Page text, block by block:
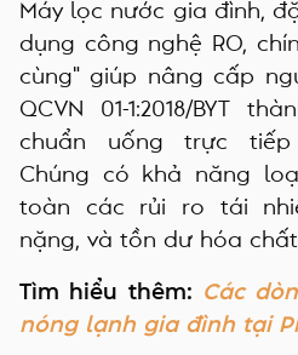
Máy lọc nước gia đình,
dụng công nghệ RO,
cùng" giúp nâng cấp
QCVN 01-1:2018/BYT
chuẩn uống trực tiếp
Chúng có khả năng
toàn các rủi ro tái
nặng, và tồn dư hóa
Tìm hiểu thêm:
Các
nóng lạnh gia đình tại